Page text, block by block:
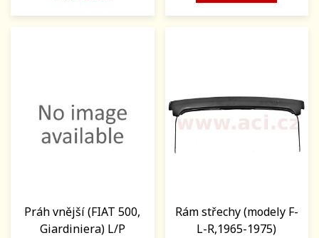
Práh vnější (FIAT 500,
Giardiniera) L/P
Rám střechy (modely F-
L-R,1965-1975)